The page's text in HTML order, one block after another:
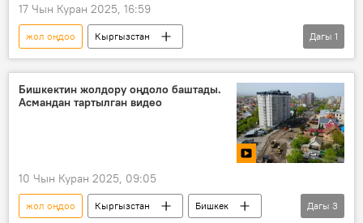
17 Чын Куран 2025, 16:59
жол оңдоо
Кыргызстан
Бишкек мэриясы
көчө
Дагы 1
Бишкектин жолдору оңдоло баштады.
Асмандан тартылган видео
10 Чын Куран 2025, 09:05
жол оңдоо Кыргызстан
Бишкек
Дагы 3